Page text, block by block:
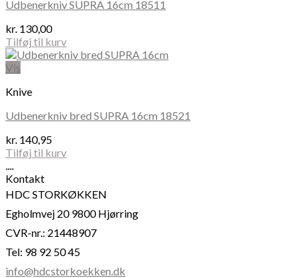
Udbenerkniv SUPRA 16cm 18511
kr. 130,00
Tilføj til kurv
Vis
Knive
Udbenerkniv bred SUPRA 16cm 18521
kr. 140,95
Tilføj til kurv
Kontakt
HDC STORKØKKEN
Egholmvej 20 9800 Hjørring
CVR-nr.: 21448907
Tel: 98 92 50 45
info@hdcstorkoekken.dk